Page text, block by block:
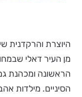
היוצרת והרקדנית
מן העיר דאלי
הראשונה ומכהנת
הסיניים. מילדות